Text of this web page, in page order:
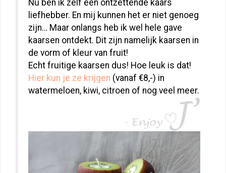
Nu ben ik zelf een ontzettende kaars
liefhebber. En mij kunnen het er niet genoeg
zijn… Maar onlangs heb ik wel hele gave
kaarsen ontdekt. Dit zijn namelijk kaarsen in
de vorm of kleur van fruit!
Echt fruitige kaarsen dus! Hoe leuk is dat!
Hier kun je ze krijgen (vanaf €8,-) in
watermeloen, kiwi, citroen of nog veel meer.